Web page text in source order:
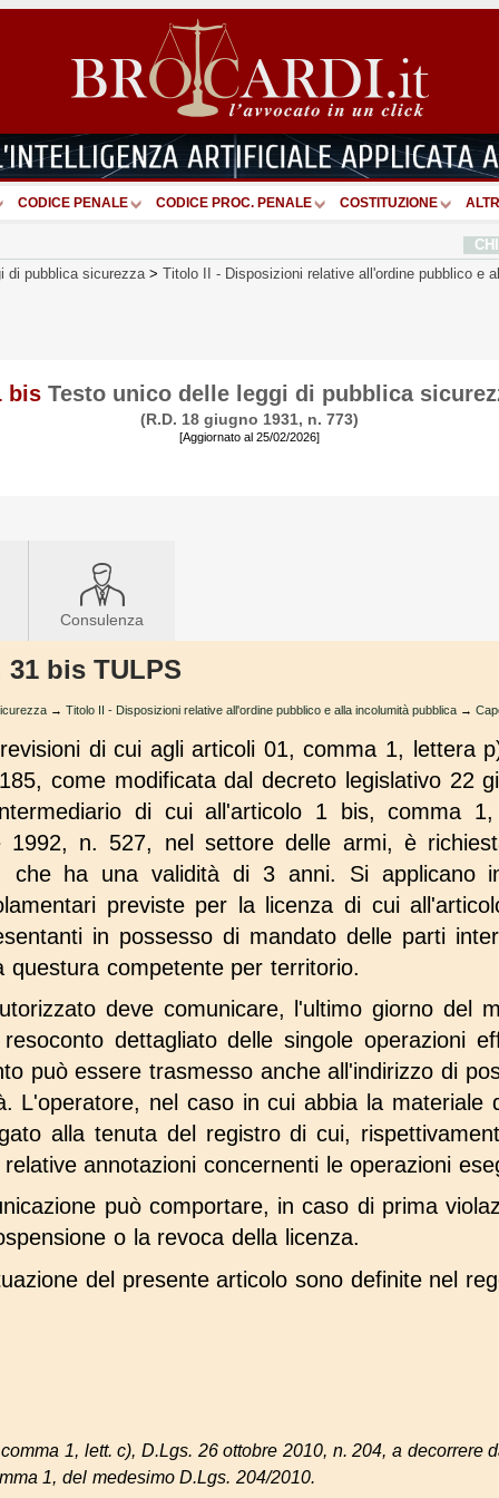
CODICE PENALE CODICE PROC. PENALE COSTITUZIONE
di pubblica sicurezza > Titolo II - Disposizioni relative all'ordine pubblico e
bisTesto unico delle leggi di pubblica
(R.D. 18 giugno 1931, n. 773)
[Aggiornato al 25/02/2026]
Consulenza
bis TULPS
→ Titolo II - Disposizioni relative all'ordine pubblico e alla incolumità pubblica →
di cui agli articoli 01, comma 1, lettera
come modificata dal decreto legislativo 22
di cui all'articolo 1 bis, comma
1992, n. 527, nel settore delle armi, è
che ha una validità di 3 anni. Si applicano
previste per la licenza di cui
in possesso di mandato delle parti
questura competente per territorio.
deve comunicare, l'ultimo giorno del
dettagliato delle singole operazioni
può essere trasmesso anche all'indirizzo di
L'operatore, nel caso in cui abbia la materiale
alla tenuta del registro di cui,
annotazioni concernenti le operazioni
può comportare, in caso di prima
o la revoca della licenza.
del presente articolo sono definite nel
1, lett. c), D.Lgs. 26 ottobre 2010, n. 204, a decorrere
1, del medesimo D.Lgs. 204/2010.